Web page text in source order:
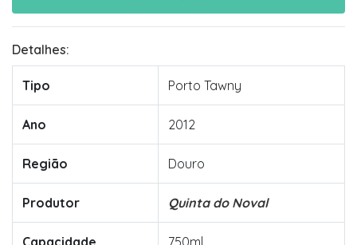
Detalhes:
Tipo Porto Tawny
Ano 2012
Região Douro
Produtor Quinta do Noval
Capacidade 750ml